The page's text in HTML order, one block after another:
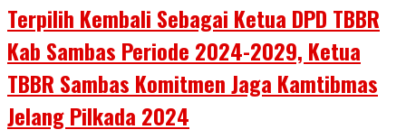
Terpilih Kembali Sebagai Ketua DPD TBBR
Kab Sambas Periode 2024-2029, Ketua
TBBR Sambas Komitmen Jaga Kamtibmas
Jelang Pilkada 2024